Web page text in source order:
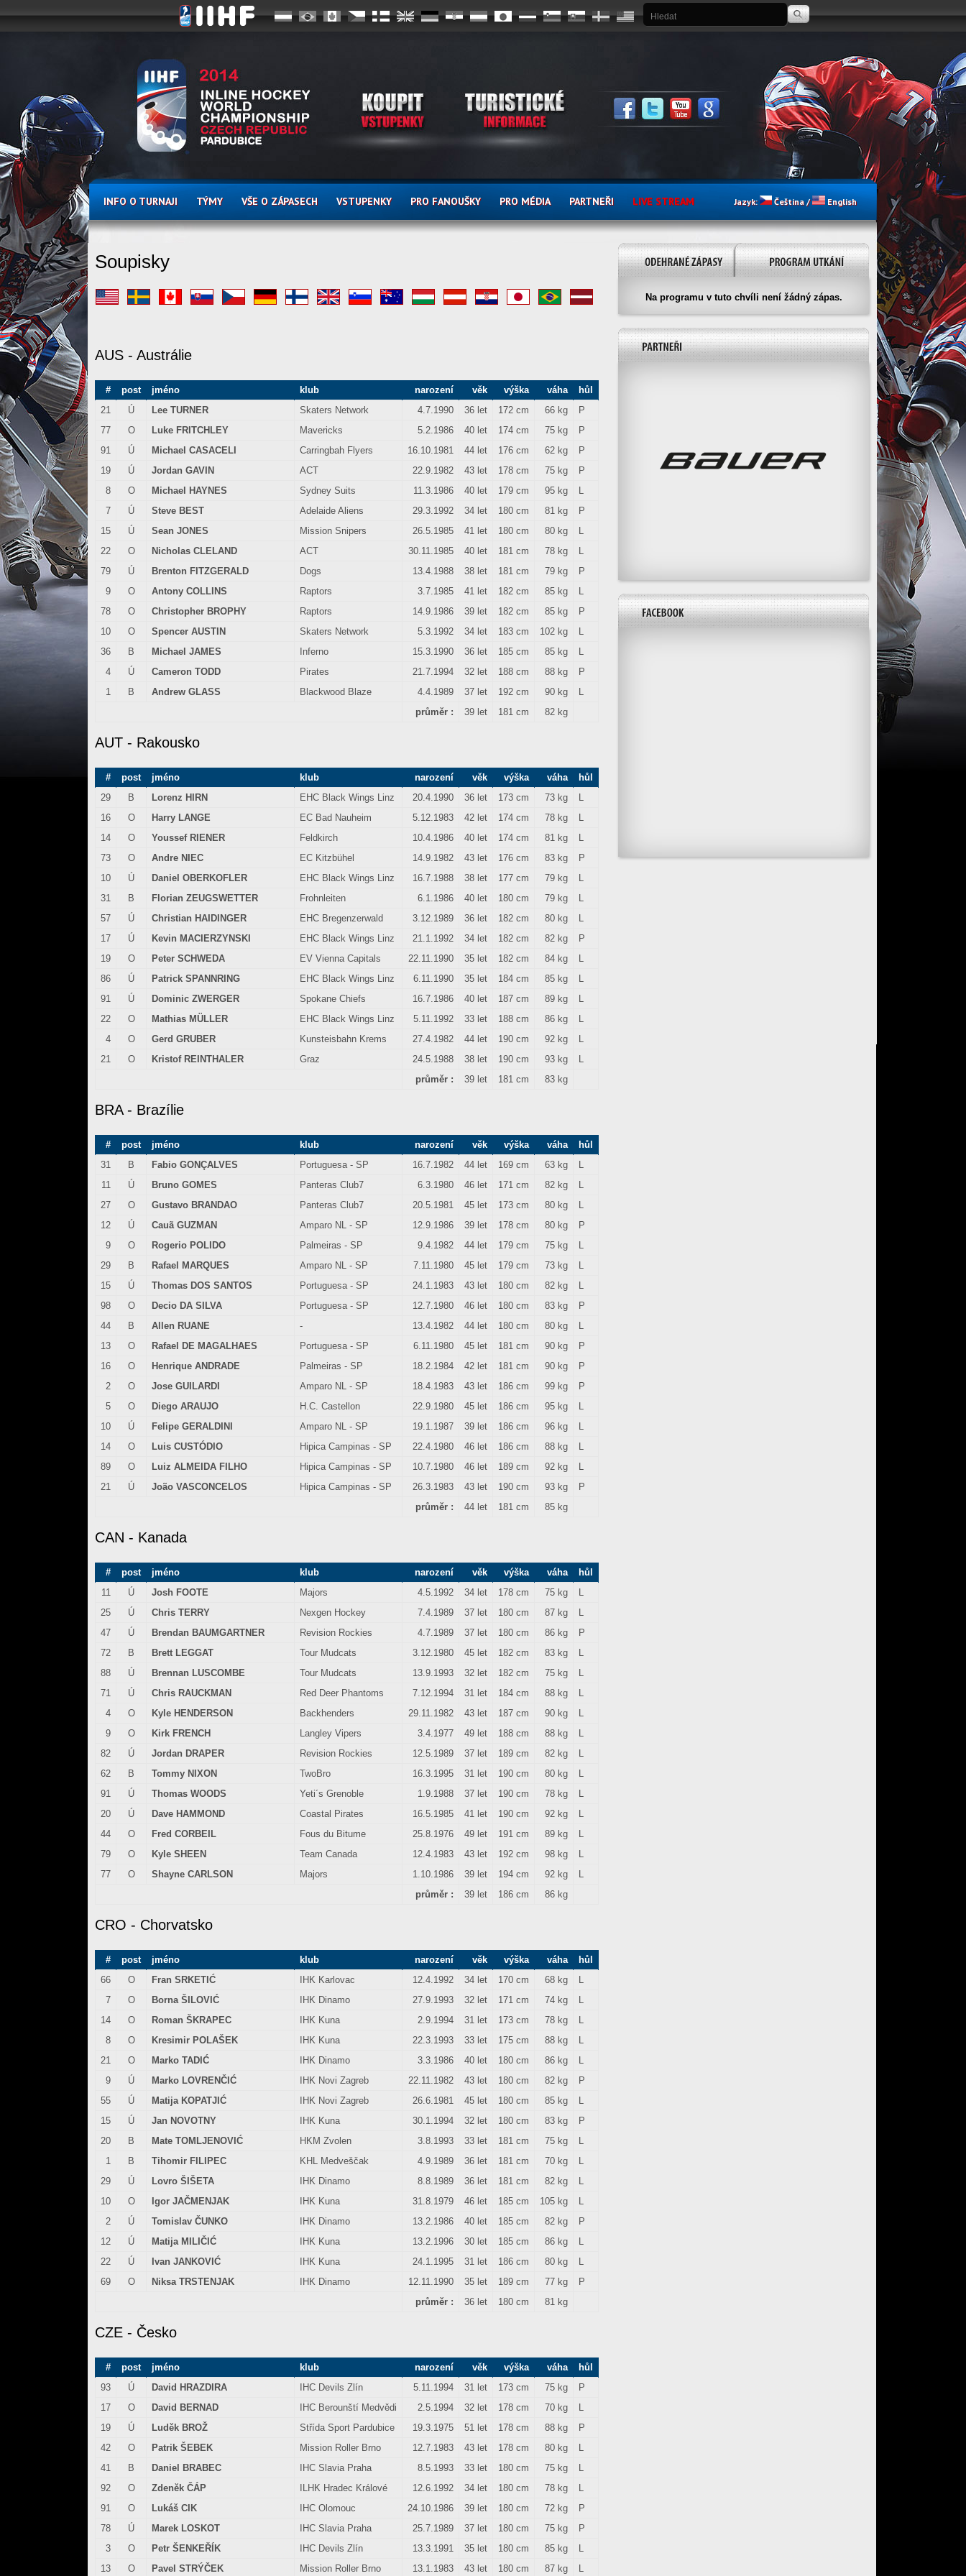
INFO O TURNAJI TÝMY VŠE O ZÁPASECH VSTUPENKY PRO FANOUŠKY PRO MÉDIA PARTNEŘI LIVE STREAM Jazyk: Čeština / English
Soupisky
AUS - Austrálie
# post jméno klub narození věk výška váha
hůl
21
Ú Lee TURNER Skaters Network 4.7.1990 36 let 172 cm 66 kg
P
77
O Luke FRITCHLEY Mavericks 5.2.1986 40 let 174 cm 75 kg
P
91
Ú Michael CASACELI Carringbah Flyers 16.10.1981 44 let 176 cm 62 kg
P
19
Ú Jordan GAVIN ACT 22.9.1982 43 let 178 cm 75 kg
P
8
O Michael HAYNES Sydney Suits 11.3.1986 40 let 179 cm 95 kg
L
7
Ú Steve BEST Adelaide Aliens 29.3.1992 34 let 180 cm 81 kg
P
15
Ú Sean JONES Mission Snipers 26.5.1985 41 let 180 cm 80 kg
L
22
O Nicholas CLELAND ACT 30.11.1985 40 let 181 cm 78 kg
L
79
Ú Brenton FITZGERALD Dogs 13.4.1988 38 let 181 cm 79 kg
P
9
O Antony COLLINS Raptors 3.7.1985 41 let 182 cm 85 kg
L
78
O Christopher BROPHY Raptors 14.9.1986 39 let 182 cm 85 kg
P
10
O Spencer AUSTIN Skaters Network 5.3.1992 34 let 183 cm 102 kg
L
36
B Michael JAMES Inferno 15.3.1990 36 let 185 cm 85 kg
L
4
Ú Cameron TODD Pirates 21.7.1994 32 let 188 cm 88 kg
P
1
B Andrew GLASS Blackwood Blaze 4.4.1989 37 let 192 cm 90 kg
L
průměr :
39 let 181 cm 82 kg
AUT - Rakousko
# post jméno klub narození věk výška váha
hůl
29
B Lorenz HIRN EHC Black Wings Linz 20.4.1990 36 let 173 cm 73 kg
L
16
O Harry LANGE EC Bad Nauheim 5.12.1983 42 let 174 cm 78 kg
L
14
O Youssef RIENER Feldkirch 10.4.1986 40 let 174 cm 81 kg
L
73
O Andre NIEC EC Kitzbühel 14.9.1982 43 let 176 cm 83 kg
P
10
Ú Daniel OBERKOFLER EHC Black Wings Linz 16.7.1988 38 let 177 cm 79 kg
L
31
B Florian ZEUGSWETTER Frohnleiten 6.1.1986 40 let 180 cm 79 kg
L
57
Ú Christian HAIDINGER EHC Bregenzerwald 3.12.1989 36 let 182 cm 80 kg
L
17
Ú Kevin MACIERZYNSKI EHC Black Wings Linz 21.1.1992 34 let 182 cm 82 kg
P
19
O Peter SCHWEDA EV Vienna Capitals 22.11.1990 35 let 182 cm 84 kg
L
86
Ú Patrick SPANNRING EHC Black Wings Linz 6.11.1990 35 let 184 cm 85 kg
L
91
Ú Dominic ZWERGER Spokane Chiefs 16.7.1986 40 let 187 cm 89 kg
L
22
O Mathias MÜLLER EHC Black Wings Linz 5.11.1992 33 let 188 cm 86 kg
L
4
O Gerd GRUBER Kunsteisbahn Krems 27.4.1982 44 let 190 cm 92 kg
L
21
O Kristof REINTHALER Graz 24.5.1988 38 let 190 cm 93 kg
L
průměr :
39 let 181 cm 83 kg
BRA - Brazílie
# post jméno klub narození věk výška váha
hůl
31
B Fabio GONÇALVES Portuguesa - SP 16.7.1982 44 let 169 cm 63 kg
L
11
Ú Bruno GOMES Panteras Club7 6.3.1980 46 let 171 cm 82 kg
L
27
O Gustavo BRANDAO Panteras Club7 20.5.1981 45 let 173 cm 80 kg
L
12
Ú Cauã GUZMAN Amparo NL - SP 12.9.1986 39 let 178 cm 80 kg
P
9
O Rogerio POLIDO Palmeiras - SP 9.4.1982 44 let 179 cm 75 kg
L
29
B Rafael MARQUES Amparo NL - SP 7.11.1980 45 let 179 cm 73 kg
L
15
Ú Thomas DOS SANTOS Portuguesa - SP 24.1.1983 43 let 180 cm 82 kg
L
98
O Decio DA SILVA Portuguesa - SP 12.7.1980 46 let 180 cm 83 kg
P
44
B Allen RUANE - 13.4.1982 44 let 180 cm 80 kg
L
13
O Rafael DE MAGALHAES Portuguesa - SP 6.11.1980 45 let 181 cm 90 kg
P
16
O Henrique ANDRADE Palmeiras - SP 18.2.1984 42 let 181 cm 90 kg
P
2
O Jose GUILARDI Amparo NL - SP 18.4.1983 43 let 186 cm 99 kg
P
5
O Diego ARAUJO H.C. Castellon 22.9.1980 45 let 186 cm 95 kg
L
10
Ú Felipe GERALDINI Amparo NL - SP 19.1.1987 39 let 186 cm 96 kg
L
14
O Luis CUSTÓDIO Hipica Campinas - SP 22.4.1980 46 let 186 cm 88 kg
L
89
O Luiz ALMEIDA FILHO Hipica Campinas - SP 10.7.1980 46 let 189 cm 92 kg
L
21
Ú João VASCONCELOS Hipica Campinas - SP 26.3.1983 43 let 190 cm 93 kg
P
průměr :
44 let 181 cm 85 kg
CAN - Kanada
# post jméno klub narození věk výška váha
hůl
11
Ú Josh FOOTE Majors 4.5.1992 34 let 178 cm 75 kg
L
25
Ú Chris TERRY Nexgen Hockey 7.4.1989 37 let 180 cm 87 kg
L
47
Ú Brendan BAUMGARTNER Revision Rockies 4.7.1989 37 let 180 cm 86 kg
P
72
B Brett LEGGAT Tour Mudcats 3.12.1980 45 let 182 cm 83 kg
L
88
Ú Brennan LUSCOMBE Tour Mudcats 13.9.1993 32 let 182 cm 75 kg
L
71
Ú Chris RAUCKMAN Red Deer Phantoms 7.12.1994 31 let 184 cm 88 kg
L
4
O Kyle HENDERSON Backhenders 29.11.1982 43 let 187 cm 90 kg
L
9
O Kirk FRENCH Langley Vipers 3.4.1977 49 let 188 cm 88 kg
L
82
Ú Jordan DRAPER Revision Rockies 12.5.1989 37 let 189 cm 82 kg
L
62
B Tommy NIXON TwoBro 16.3.1995 31 let 190 cm 80 kg
L
91
Ú Thomas WOODS Yeti´s Grenoble 1.9.1988 37 let 190 cm 78 kg
L
20
Ú Dave HAMMOND Coastal Pirates 16.5.1985 41 let 190 cm 92 kg
L
44
O Fred CORBEIL Fous du Bitume 25.8.1976 49 let 191 cm 89 kg
L
79
O Kyle SHEEN Team Canada 12.4.1983 43 let 192 cm 98 kg
L
77
O Shayne CARLSON Majors 1.10.1986 39 let 194 cm 92 kg
L
průměr :
39 let 186 cm 86 kg
CRO - Chorvatsko
# post jméno klub narození věk výška váha
hůl
66
O Fran SRKETIĆ IHK Karlovac 12.4.1992 34 let 170 cm 68 kg
L
7
O Borna ŠILOVIĆ IHK Dinamo 27.9.1993 32 let 171 cm 74 kg
L
14
O Roman ŠKRAPEC IHK Kuna 2.9.1994 31 let 173 cm 78 kg
L
8
O Kresimir POLAŠEK IHK Kuna 22.3.1993 33 let 175 cm 88 kg
L
21
O Marko TADIĆ IHK Dinamo 3.3.1986 40 let 180 cm 86 kg
L
9
Ú Marko LOVRENČIĆ IHK Novi Zagreb 22.11.1982 43 let 180 cm 82 kg
P
55
Ú Matija KOPATJIĆ IHK Novi Zagreb 26.6.1981 45 let 180 cm 85 kg
L
15
Ú Jan NOVOTNY IHK Kuna 30.1.1994 32 let 180 cm 83 kg
P
20
B Mate TOMLJENOVIĆ HKM Zvolen 3.8.1993 33 let 181 cm 75 kg
L
1
B Tihomir FILIPEC KHL Medveščak 4.9.1989 36 let 181 cm 70 kg
L
29
Ú Lovro ŠIŠETA IHK Dinamo 8.8.1989 36 let 181 cm 82 kg
L
10
O Igor JAČMENJAK IHK Kuna 31.8.1979 46 let 185 cm 105 kg
L
2
Ú Tomislav ČUNKO IHK Dinamo 13.2.1986 40 let 185 cm 82 kg
P
12
Ú Matija MILIČIĆ IHK Kuna 13.2.1996 30 let 185 cm 86 kg
L
22
Ú Ivan JANKOVIĆ IHK Kuna 24.1.1995 31 let 186 cm 80 kg
L
69
O Niksa TRSTENJAK IHK Dinamo 12.11.1990 35 let 189 cm 77 kg
P
průměr :
36 let 180 cm 81 kg
CZE - Česko
# post jméno klub narození věk výška váha
hůl
93
Ú David HRAZDIRA IHC Devils Zlín 5.11.1994 31 let 173 cm 75 kg
P
17
O David BERNAD IHC Berounští Medvědi 2.5.1994 32 let 178 cm 70 kg
L
19
Ú Luděk BROŽ Střída Sport Pardubice 19.3.1975 51 let 178 cm 88 kg
P
42
O Patrik ŠEBEK Mission Roller Brno 12.7.1983 43 let 178 cm 80 kg
L
41
B Daniel BRABEC IHC Slavia Praha 8.5.1993 33 let 180 cm 75 kg
L
92
O Zdeněk ČÁP ILHK Hradec Králové 12.6.1992 34 let 180 cm 78 kg
L
91
O Lukáš CIK IHC Olomouc 24.10.1986 39 let 180 cm 72 kg
P
78
Ú Marek LOSKOT IHC Slavia Praha 25.7.1989 37 let 180 cm 75 kg
P
3
O Petr ŠENKEŘÍK IHC Devils Zlín 13.3.1991 35 let 180 cm 85 kg
L
13
O Pavel STRÝČEK Mission Roller Brno 13.1.1983 43 let 180 cm 87 kg L
Na programu v tuto chvíli není žádný zápas.